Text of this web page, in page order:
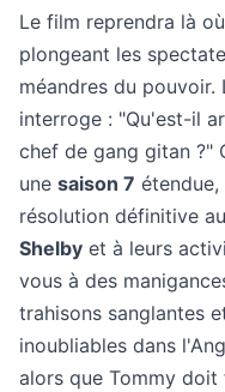
Le film reprendra là
plongeant les
méandres du pouvoir.
interroge : "Qu'est-il
chef de gang gitan ?"
une saison 7
résolution définitive
Shelby et à leurs
vous à des
trahisons sanglantes
inoubliables dans
alors que Tommy